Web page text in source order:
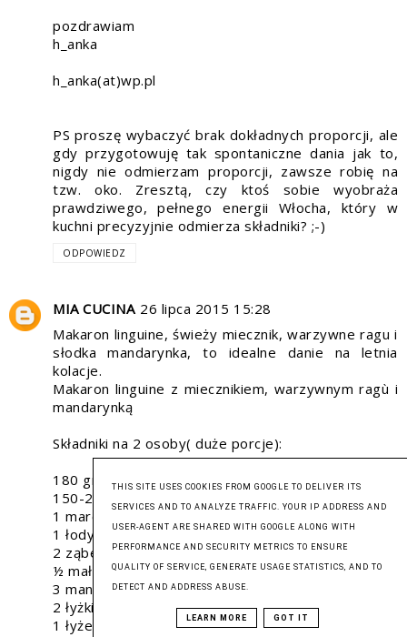
pozdrawiam
h_anka
h_anka(at)wp.pl
PS proszę wybaczyć brak dokładnych proporcji, ale
gdy przygotowuję tak spontaniczne dania jak to,
nigdy nie odmierzam proporcji, zawsze robię na
tzw. oko. Zresztą, czy ktoś sobie wyobraża
prawdziwego, pełnego energii Włocha, który w
kuchni precyzyjnie odmierza składniki? ;-)
ODPOWIEDZ
MIA CUCINA 26 lipca 2015 15:28
Makaron linguine, świeży miecznik, warzywne ragu i
słodka mandarynka, to idealne danie na letnia
kolacje.
Makaron linguine z miecznikiem, warzywnym ragù i
mandarynką
Składniki na 2 osoby( duże porcje):
180 gr makaronu ( u mnie linguine)
150-200 g świeżego miecznika
1 marchewka
1 łodyga selera
2 ząbek czosnku
½ małej cebuli
3 mandarynki + otarta skórka z jednej
2 łyżki oliwy z oliwek
1 łyżeczka natki pietruszki
THIS SITE USES COOKIES FROM GOOGLE TO DELIVER ITS
SERVICES AND TO ANALYZE TRAFFIC. YOUR IP ADDRESS AND
USER-AGENT ARE SHARED WITH GOOGLE ALONG WITH
PERFORMANCE AND SECURITY METRICS TO ENSURE
QUALITY OF SERVICE, GENERATE USAGE STATISTICS, AND TO
DETECT AND ADDRESS ABUSE.
LEARN MORE GOT IT